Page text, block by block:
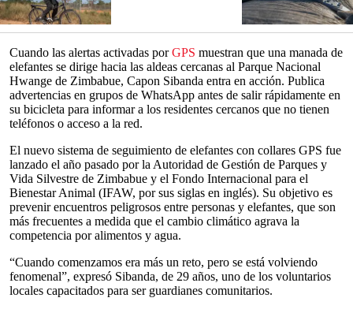
Cuando las alertas activadas porGPS muestran que una manada de
elefantes se dirige hacia las aldeas cercanas al Parque Nacional
Hwange de Zimbabue, Capon Sibanda entra en acción. Publica
advertencias en grupos de WhatsApp antes de salir rápidamente en
su bicicleta para informar a los residentes cercanos que no tienen
teléfonos o acceso a la red.
El nuevo sistema de seguimiento de elefantes con collares GPS fue
lanzado el año pasado por la Autoridad de Gestión de Parques y
Vida Silvestre de Zimbabue y el Fondo Internacional para el
Bienestar Animal (IFAW, por sus siglas en inglés). Su objetivo es
prevenir encuentros peligrosos entre personas y elefantes, que son
más frecuentes a medida que el cambio climático agrava la
competencia por alimentos y agua.
“Cuando comenzamos era más un reto, pero se está volviendo
fenomenal”, expresó Sibanda, de 29 años, uno de los voluntarios
locales capacitados para ser guardianes comunitarios.